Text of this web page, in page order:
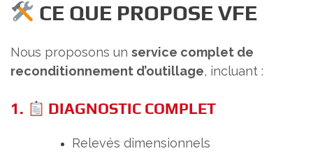
CE QUE PROPOSE VFE
Nous proposons un service complet de
reconditionnement d’outillage, incluant :
1. DIAGNOSTIC COMPLET
Relevés dimensionnels